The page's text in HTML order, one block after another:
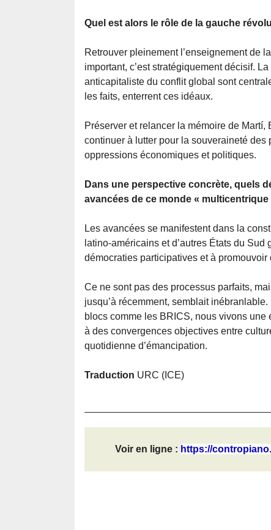
Quel est alors le rôle de la gauche
Retrouver pleinement l’enseignement de
important, c’est stratégiquement décisif.
anticapitaliste du conflit global sont
les faits, enterrent ces idéaux.
Préserver et relancer la mémoire de
continuer à lutter pour la souveraineté
oppressions économiques et politiques.
Dans une perspective concrète, quels
avancées de ce monde « multicentrique
Les avancées se manifestent dans la
latino-américains et d’autres États du
démocraties participatives et à
Ce ne sont pas des processus parfaits,
jusqu’à récemment, semblait
blocs comme les BRICS, nous vivons
à des convergences objectives entre
quotidienne d’émancipation.
Traduction URC (ICE)
Voir en ligne : https://